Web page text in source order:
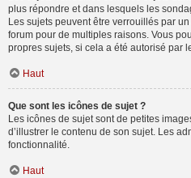
plus répondre et dans lesquels les
Les sujets peuvent être verrouillés par
forum pour de multiples raisons. Vous
propres sujets, si cela a été autorisé par
Haut
Que sont les icônes de sujet ?
Les icônes de sujet sont de petites
d’illustrer le contenu de son sujet. Les
fonctionnalité.
Haut